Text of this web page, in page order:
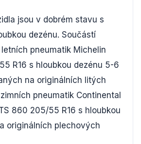
jsou v dobrém stavu s
dezénu. Součástí
pneumatik Michelin
R16 s hloubkou dezénu 5-6
na originálních litých
pneumatik Continental
860 205/55 R16 s hloubkou
originálních plechových